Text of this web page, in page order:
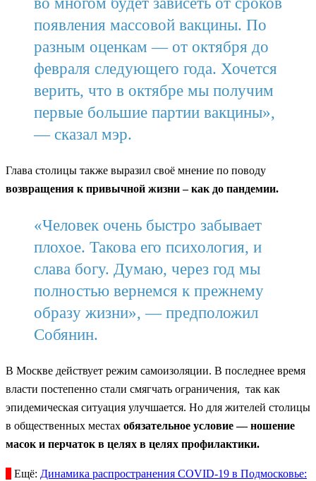
появления массовой вакцины. По
разным оценкам — от октября до
февраля следующего года. Хочется
верить, что в октябре мы получим
первые большие партии вакцины»,
— сказал мэр.
Глава столицы также выразил своё мнение по поводу
возвращения к привычной жизни – как до пандемии.
«Человек очень быстро забывает
плохое. Такова его психология, и
слава богу. Думаю, через год мы
полностью вернемся к прежнему
образу жизни», — предположил
Собянин.
В Москве действует режим самоизоляции. В последнее время
власти постепенно стали смягчать ограничения, так как
эпидемическая ситуация улучшается. Но для жителей столицы
в общественных местах обязательное условие — ношение
масок и перчаток в целях в целях профилактики.
Ещё: Динамика распространения COVID-19 в Подмосковье: